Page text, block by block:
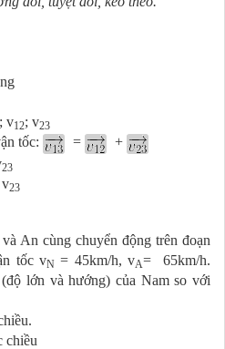
; v12; v23
tốc: =
+
23
23
An cùng chuyển động trên đoạn
tốc vN= 45km/h, vA= 65km/h.
lớn và hướng) của Nam so với
chiều